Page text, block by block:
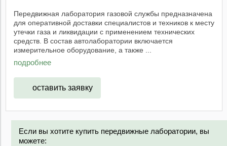
Передвижная лаборатория газовой службы предназначена
для оперативной доставки специалистов и техников к месту
утечки газа и ликвидации с применением технических
средств. В состав автолаборатории включается
измерительное оборудование, а также ...
подробнее
оставить заявку
Если вы хотите купить передвижные лаборатории, вы
можете: